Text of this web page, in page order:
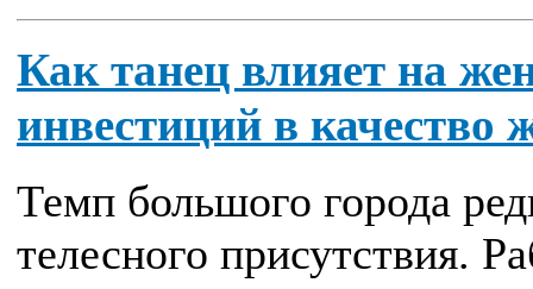
Как танец влияет на
инвестиций в качество
Темп большого города
телесного присутствия.